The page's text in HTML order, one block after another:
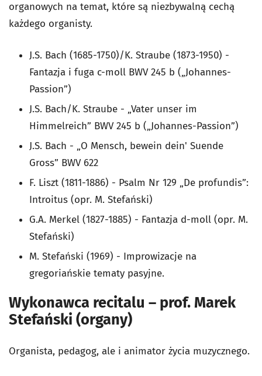
organowych na temat, które są niezbywalną cechą
każdego organisty.
J.S. Bach (1685-1750)/K. Straube (1873-1950) -
Fantazja i fuga c-moll BWV 245 b („Johannes-
Passion”)
J.S. Bach/K. Straube - „Vater unser im
Himmelreich” BWV 245 b („Johannes-Passion”)
J.S. Bach - „O Mensch, bewein dein' Suende
Gross” BWV 622
F. Liszt (1811-1886) - Psalm Nr 129 „De profundis”:
Introitus (opr. M. Stefański)
G.A. Merkel (1827-1885) - Fantazja d-moll (opr. M.
Stefański)
M. Stefański (1969) - Improwizacje na
gregoriańskie tematy pasyjne.
Wykonawca recitalu – prof. Marek
Stefański (organy)
Organista, pedagog, ale i animator życia muzycznego.